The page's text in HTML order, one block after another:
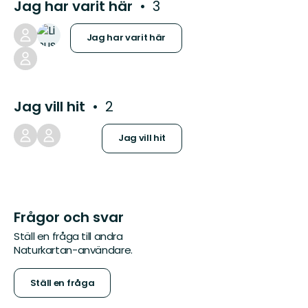
Jag har varit här 3
Jag har varit här
Jag vill hit 2
Jag vill hit
Frågor och svar
Ställ en fråga till andra
Naturkartan-användare.
Ställ en fråga